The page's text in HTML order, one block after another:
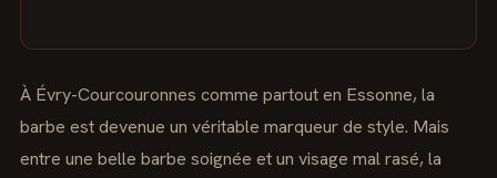
À Évry-Courcouronnes comme partout en Essonne, la
barbe est devenue un véritable marqueur de style. Mais
entre une belle barbe soignée et un visage mal rasé, la